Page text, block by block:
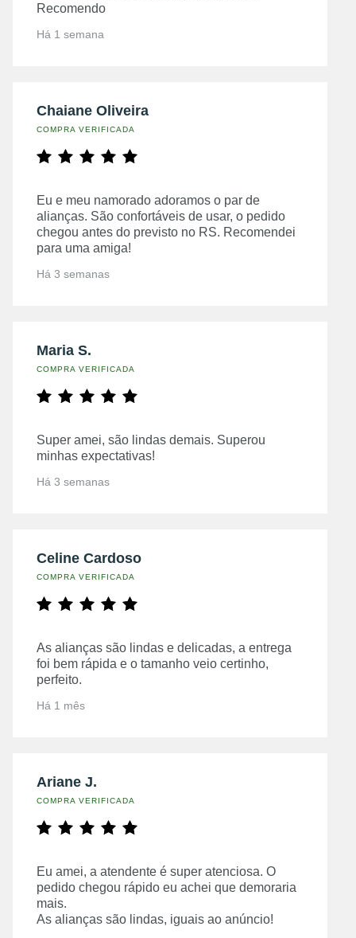
Recomendo
Há 1 semana
Chaiane Oliveira
COMPRA VERIFICADA
Eu e meu namorado adoramos o par de
alianças. São confortáveis de usar, o pedido
chegou antes do previsto no RS. Recomendei
para uma amiga!
Há 3 semanas
Maria S.
COMPRA VERIFICADA
Super amei, são lindas demais. Superou
minhas expectativas!
Há 3 semanas
Celine Cardoso
COMPRA VERIFICADA
As alianças são lindas e delicadas, a entrega
foi bem rápida e o tamanho veio certinho,
perfeito.
Há 1 mês
Ariane J.
COMPRA VERIFICADA
Eu amei, a atendente é super atenciosa. O
pedido chegou rápido eu achei que demoraria
mais.
As alianças são lindas, iguais ao anúncio!